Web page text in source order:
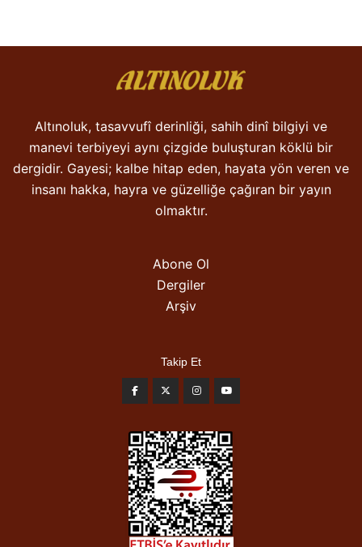
Altınoluk, tasavvufî derinliği, sahih dinî bilgiyi ve
manevi terbiyeyi aynı çizgide buluşturan köklü bir
dergidir. Gayesi; kalbe hitap eden, hayata yön veren ve
insanı hakka, hayra ve güzelliğe çağıran bir yayın
olmaktır.
Abone Ol
Dergiler
Arşiv
Takip Et